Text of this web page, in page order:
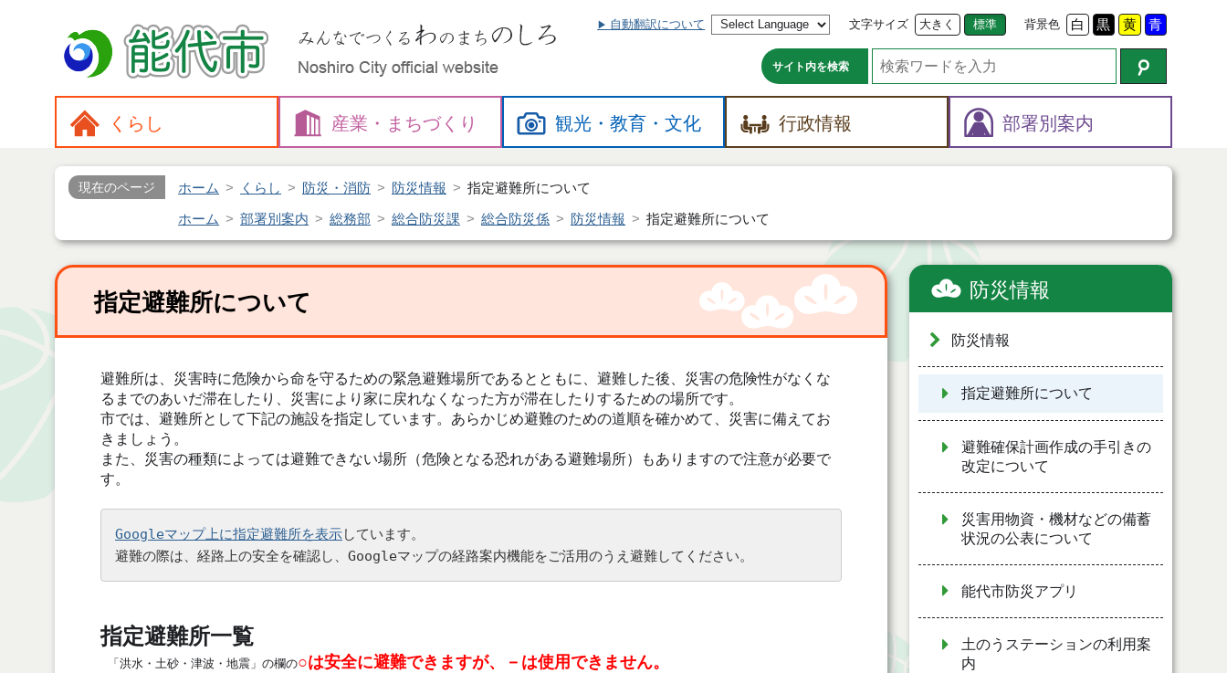
自動翻訳について 文字サイズ 大きく 標準 背景色 白 黒 黄 青
サイト内を検索
くらし 産業・ まちづくり 観光・教育・文化 行政情報 部署別案内
現在のページ ホーム くらし 防災・消防 防災情報 指定避難所について
ホーム 部署別案内 総務部 総合防災課 総合防災係 防災情報 指定避難所について
指定避難所について
避難所は、災害時に危険から命を守るための緊急避難場所であるとともに、避難した後、災害の危険性がなくな
るまでのあいだ滞在したり、災害により家に戻れなくなった方が滞在したりするための場所です。
市では、避難所として下記の施設を指定しています。あらかじめ避難のための道順を確かめて、災害に備えてお
きましょう。
また、災害の種類によっては避難できない場所（危険となる恐れがある避難場所）もありますので注意が必要で
す。
Googleマップ上に指定避難所を表示しています。
避難の際は、経路上の安全を確認し、Googleマップの経路案内機能をご活用のうえ避難してください。
指定避難所一覧
「洪水・土砂・津波・地震」の欄の○は安全に避難できますが、－は使用できません。
防災情報
防災情報
指定避難所について
避難確保計画作成の手引きの
改定について
災害用物資・機材などの備蓄
状況の公表について
能代市防災アプリ
土のうステーションの利用案
内